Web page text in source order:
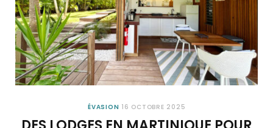
ÉVASION 16 OCTOBRE 2025